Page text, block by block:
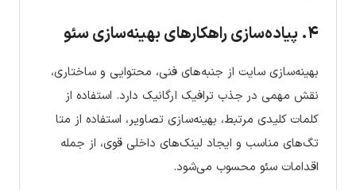
۴. پیاده‌سازی راهکارهای بهینه‌سازی سئو
بهینه‌سازی سایت از جنبه‌های فنی، محتوایی و ساختاری،
نقش مهمی در جذب ترافیک ارگانیک دارد. استفاده از
کلمات کلیدی مرتبط، بهینه‌سازی تصاویر، استفاده از متا
تگ‌های مناسب و ایجاد لینک‌های داخلی قوی، از جمله
اقدامات سئو محسوب می‌شود.